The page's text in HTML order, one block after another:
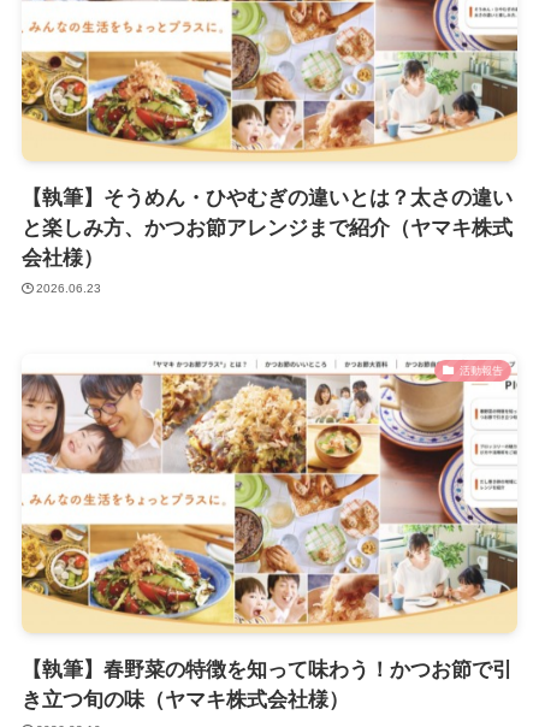
【執筆】そうめん・ひやむぎの違いとは？太さの違い
と楽しみ方、かつお節アレンジまで紹介（ヤマキ株式
会社様）
2026.06.23
活動報告
【執筆】春野菜の特徴を知って味わう！かつお節で引
き立つ旬の味（ヤマキ株式会社様）